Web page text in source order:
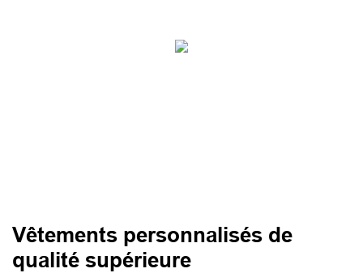
Vêtements personnalisés de
qualité supérieure